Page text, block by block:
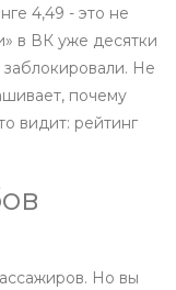
4,49 - это не
в ВК уже десятки
Не
почему
видит: рейтинг
Но вы